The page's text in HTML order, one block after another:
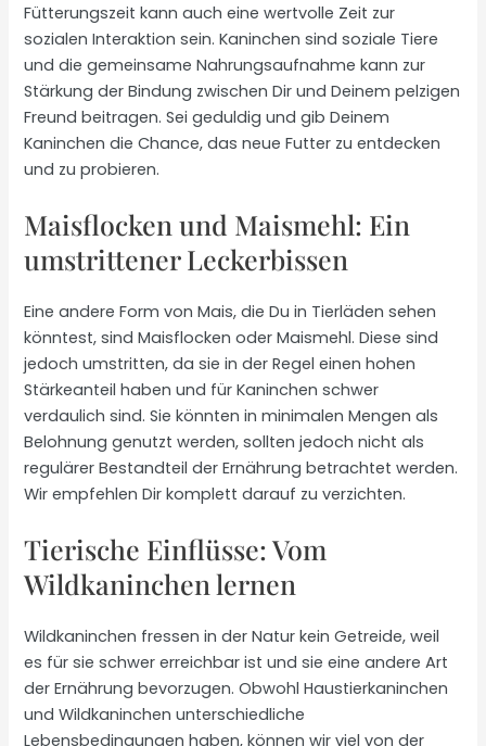
Fütterungszeit kann auch eine wertvolle Zeit zur
sozialen Interaktion sein. Kaninchen sind soziale Tiere
und die gemeinsame Nahrungsaufnahme kann zur
Stärkung der Bindung zwischen Dir und Deinem pelzigen
Freund beitragen. Sei geduldig und gib Deinem
Kaninchen die Chance, das neue Futter zu entdecken
und zu probieren.
Maisflocken und Maismehl: Ein
umstrittener Leckerbissen
Eine andere Form von Mais, die Du in Tierläden sehen
könntest, sind Maisflocken oder Maismehl. Diese sind
jedoch umstritten, da sie in der Regel einen hohen
Stärkeanteil haben und für Kaninchen schwer
verdaulich sind. Sie könnten in minimalen Mengen als
Belohnung genutzt werden, sollten jedoch nicht als
regulärer Bestandteil der Ernährung betrachtet werden.
Wir empfehlen Dir komplett darauf zu verzichten.
Tierische Einflüsse: Vom
Wildkaninchen lernen
Wildkaninchen fressen in der Natur kein Getreide, weil
es für sie schwer erreichbar ist und sie eine andere Art
der Ernährung bevorzugen. Obwohl Haustierkaninchen
und Wildkaninchen unterschiedliche
Lebensbedingungen haben, können wir viel von der